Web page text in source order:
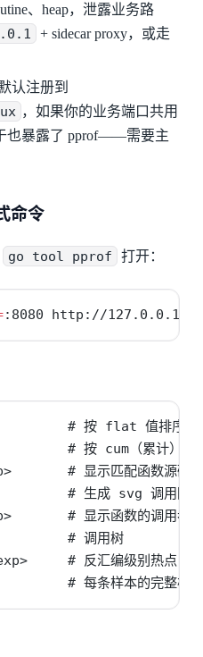
、heap，泄露业务路
+ sidecar proxy，或走
认注册到
，如果你的业务端口共用
也暴露了 pprof——需要主
命令
go tool pprof 打开：
:8080 http://
# 按 flat 值排序前
# 按 cum（累计）排
# 显示匹配函数源码级
# 生成 svg 调用图
# 显示函数的调用者/
# 调用树
# 反汇编级别热点
# 每条样本的完整栈